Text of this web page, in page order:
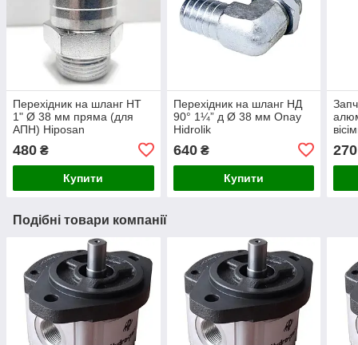
Перехідник на шланг НТ
1" Ø 38 мм пряма (для
АПН) Hiposan
480 ₴
Купити
Перехідник на шланг НД
90° 1¼” д Ø 38 мм Onay
Hidrolik
640₴
Купити
270
Подібні товари компанії